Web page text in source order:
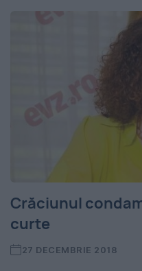
Crăciunul
curte
27 DECEMBRIE 2018